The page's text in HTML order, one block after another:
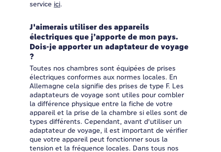
service ici.
J'aimerais utiliser des appareils
électriques que j’apporte de mon pays.
Dois-je apporter un adaptateur de voyage
?
Toutes nos chambres sont équipées de prises
électriques conformes aux normes locales. En
Allemagne cela signifie des prises de type F. Les
adaptateurs de voyage sont utiles pour combler
la différence physique entre la fiche de votre
appareil et la prise de la chambre si elles sont de
types différents. Cependant, avant d'utiliser un
adaptateur de voyage, il est important de vérifier
que votre appareil peut fonctionner sous la
tension et la fréquence locales. Dans tous nos